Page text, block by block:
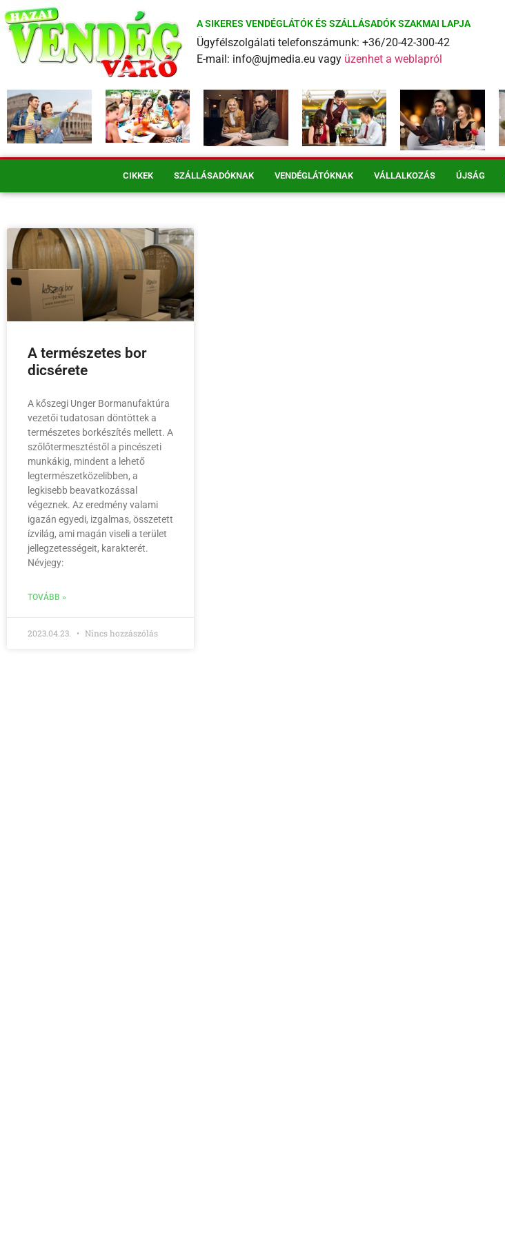
A SIKERES VENDÉGLÁTÓK ÉS SZÁLLÁSADÓK SZAKMAI LAPJA
Ügyfélszolgálati telefonszámunk: +36/20-42-300-42
E-mail: info@ujmedia.eu vagy üzenhet a weblapról
CIKKEK SZÁLLÁSADÓKNAK VENDÉGLÁTÓKNAK VÁLLALKOZÁS ÚJSÁG
A természetes bor
dicsérete
A kőszegi Unger Bormanufaktúra
vezetői tudatosan döntöttek a
természetes borkészítés mellett. A
szőlőtermesztéstől a pincészeti
munkákig, mindent a lehető
legtermészetközelibben, a
legkisebb beavatkozással
végeznek. Az eredmény valami
igazán egyedi, izgalmas, összetett
ízvilág, ami magán viseli a terület
jellegzetességeit, karakterét.
Névjegy:
TOVÁBB »
2023.04.23. Nincs hozzászólás